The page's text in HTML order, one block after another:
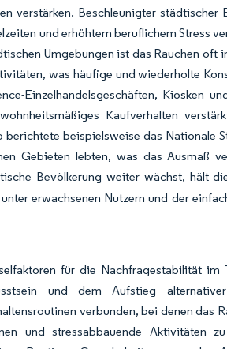
verstärken. Beschleunigter
und erhöhtem beruflichem Stress
Umgebungen ist das Rauchen oft
was häufige und wiederholte
Einzelhandelsgeschäften, Kiosken
Kaufverhalten
beispielsweise das Nationale
Gebieten lebten, was das Ausmaß
Bevölkerung weiter wächst, hält
erwachsenen Nutzern und der
für die Nachfragestabilität im
und dem Aufstieg
verbunden, bei denen das
und stressabbauende Aktivitäten